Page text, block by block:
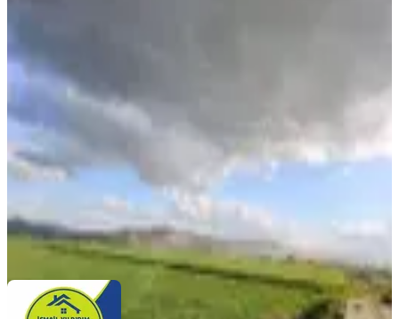
1680 m²
İSMAİL YILDIRIM EMLAK VE GAYRIMENKUL
DANIŞMANLIĞI
İsmail YILDIRIM